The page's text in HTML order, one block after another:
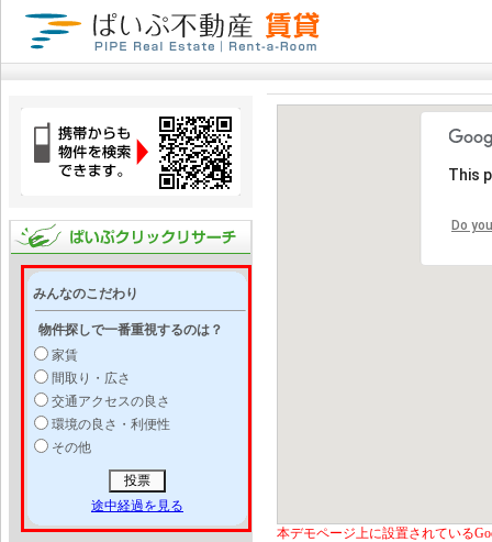
みんなのこだわり
物件探しで一番重視するのは？
家賃
間取り・広さ
交通アクセスの良さ
環境の良さ・利便性
その他
途中経過を見る
This
Do
本デモページ上に設置されている